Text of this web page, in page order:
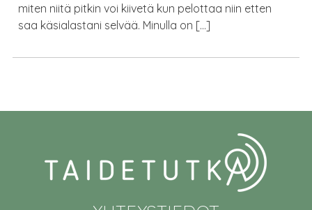
miten niitä pitkin voi kiivetä kun pelottaa niin etten
saa käsialastani selvää. Minulla on […]